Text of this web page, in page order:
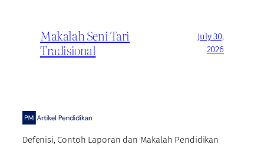
Makalah Seni Tari
Tradisional
July 30,
2026
Defenisi, Contoh Laporan dan Makalah Pendidikan